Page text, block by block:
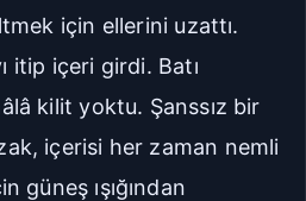
için ellerini uzattı.
itip içeri girdi. Batı
kilit yoktu. Şanssız bir
içerisi her zaman nemli
güneş ışığından